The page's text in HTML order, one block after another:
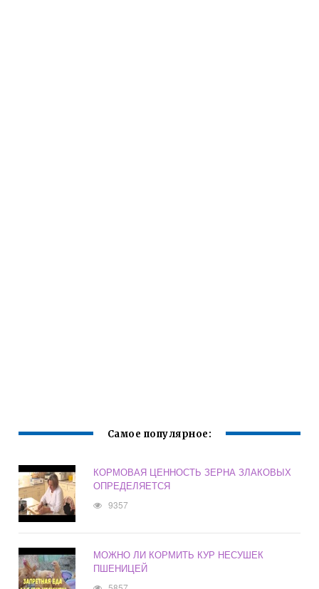
Самое популярное:
КОРМОВАЯ ЦЕННОСТЬ ЗЕРНА ЗЛАКОВЫХ
ОПРЕДЕЛЯЕТСЯ
9357
МОЖНО ЛИ КОРМИТЬ КУР НЕСУШЕК
ПШЕНИЦЕЙ